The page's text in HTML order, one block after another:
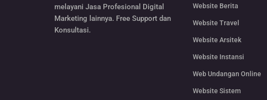
melayani Jasa Profesional Digital
Marketing lainnya. Free Support dan
Konsultasi.
Website Berita
Website Travel
Website Arsitek
Website Instansi
Web Undangan Online
Website Sistem